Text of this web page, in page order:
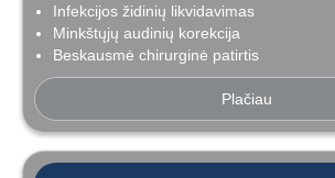
Infekcijos židinių likvidavimas
Minkštųjų audinių korekcija
Beskausmė chirurginė patirtis
Plačiau